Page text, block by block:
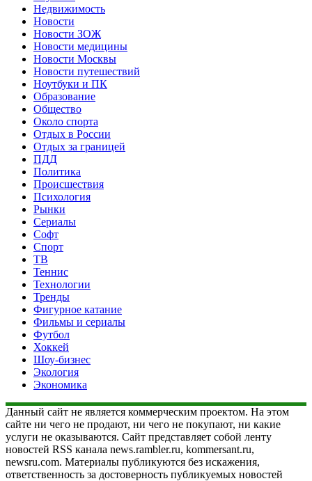
Недвижимость
Новости
Новости ЗОЖ
Новости медицины
Новости Москвы
Новости путешествий
Ноутбуки и ПК
Образование
Общество
Около спорта
Отдых в России
Отдых за границей
ПДД
Политика
Происшествия
Психология
Рынки
Сериалы
Софт
Спорт
ТВ
Теннис
Технологии
Тренды
Фигурное катание
Фильмы и сериалы
Футбол
Хоккей
Шоу-бизнес
Экология
Экономика
Данный сайт не является коммерческим проектом. На этом
сайте ни чего не продают, ни чего не покупают, ни какие
услуги не оказываются. Сайт представляет собой ленту
новостей RSS канала news.rambler.ru, kommersant.ru,
newsru.com. Материалы публикуются без искажения,
ответственность за достоверность публикуемых новостей